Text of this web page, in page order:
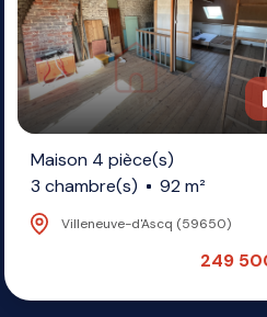
Maison 4 pièce(s)
3 chambre(s)
92 m²
Villeneuve-d'Ascq (59650)
249